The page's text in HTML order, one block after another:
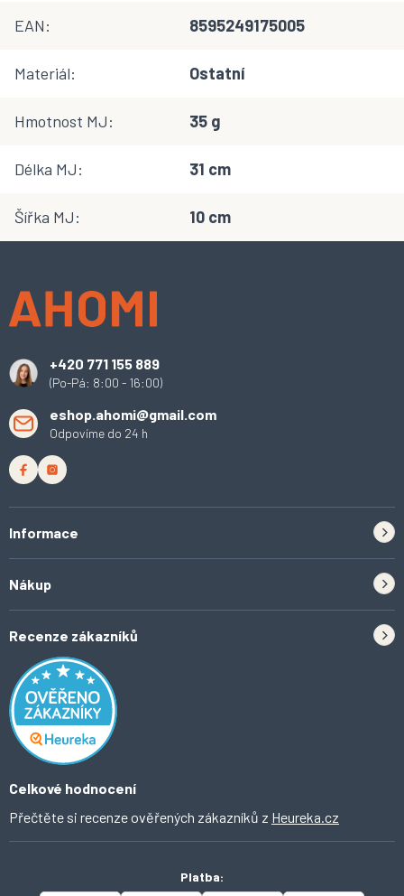
EAN: 8595249175005
Materiál: Ostatní
Hmotnost MJ: 35 g
Délka MJ: 31 cm
Šířka MJ: 10 cm
+420 771 155 889
(Po-Pá: 8:00 - 16:00)
eshop.ahomi@gmail.com
Odpovíme do 24 h
Informace
Tipy do kuchyně
Inspirace a trendy
Domácí vychytávky
O Ahomi
Nákup
Odstoupení od smlouvy
Obchodní podmínky
Ochrana osobních údajů
Recenze zákazníků
Celkové hodnocení
Přečtěte si recenze ověřených zákazníků z Heureka.cz
Platba: